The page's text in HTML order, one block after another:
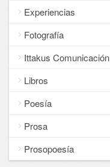
Experiencias
Fotografía
Ittakus Comunicación
Libros
Poesía
Prosa
Prosopoesía